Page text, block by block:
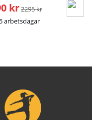
kr Ordinarie pris:
2295 kr
arbetsdagar